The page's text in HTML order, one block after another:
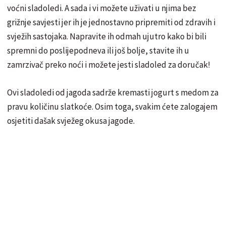
voćni sladoledi. A sada i vi možete uživati ​​u njima bez
grižnje savjesti jer ih je jednostavno pripremiti od zdravih i
svježih sastojaka. Napravite ih odmah ujutro kako bi bili
spremni do poslijepodneva ili još bolje, stavite ih u
zamrzivač preko noći i možete jesti sladoled za doručak!
Ovi sladoledi od jagoda sadrže kremasti jogurt s medom za
pravu količinu slatkoće. Osim toga, svakim ćete zalogajem
osjetiti dašak svježeg okusa jagode.